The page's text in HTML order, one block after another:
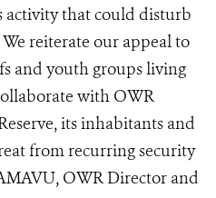
activity that could disturb
reiterate our appeal to
and youth groups living
with OWR
its inhabitants and
from recurring security
OWR Director and